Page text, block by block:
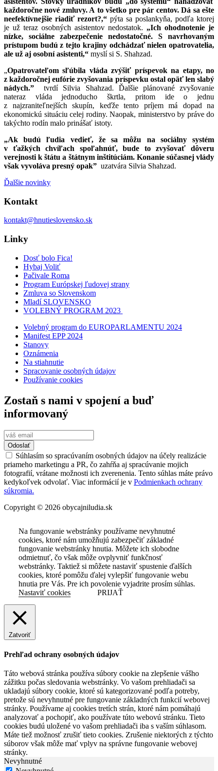
každoročne nové zmluvy. A to všetko pre pár centov. Dá sa ešte
neefektívnejšie riadiť rezort?,“ pýta sa poslankyňa, podľa ktorej
je už teraz osobných asistentov nedostatok. „Ich ohodnotenie je
nízke, sociálne zabezpečenie nedostatočné. S navrhovaným
prístupom budú z tejto krajiny odchádzať nielen opatrovatelia,
ale už aj osobní asistenti,“ myslí si S. Shahzad.
„Opatrovateľom sľúbila vláda zvýšiť príspevok na etapy, no
z každoročnej eufórie zvyšovania príspevku ostal opäť len slabý
nádych.”
tvrdí Silvia Shahzad. Ďalšie plánované zvyšovanie
nateraz vláda jednoducho škrtla, pritom ide o jednu
z najzraniteľnejších skupín, keďže tento príjem má dopad na
ekonomickú situáciu celej rodiny. Naopak, ministerstvo by práve do
takýchto rodín malo prinášať istoty.
„Ak budú ľudia vedieť, že sa môžu na sociálny systém
v ťažkých chvíľach spoľahnúť, bude to zvyšovať dôveru
verejnosti k štátu a štátnym inštitúciám. Konanie súčasnej vlády
však vyvoláva presný opak” uzatvára Silvia Shahzad.
Ďalšie novinky
Kontakt
kontakt@hnutieslovensko.sk
Linky
Dosť bolo Fica!
Hybaj Voliť
Pačivale Roma
Program Európskej ľudovej strany
Zmluva so Slovenskom
Mladí SLOVENSKO
VOLEBNÝ PROGRAM 2023
Volebný program do EUROPARLAMENTU 2024
Manifest EPP 2024
Stanovy
Oznámenia
Na stiahnutie
Spracovanie osobných údajov
Používanie cookies
Zostaň s nami v spojení a buď
informovaný
Odoslať
Súhlasím so spracúvaním osobných údajov na účely realizácie
priameho marketingu a PR, čo zahŕňa aj spracúvanie mojich
fotografií, vrátane možnosti ich zverenenia. Tento súhlas máte právo
kedykoľvek odvolať. Viac informácií je v Podmienkach ochrany
súkromia.
Copyright © 2026 obycajniludia.sk
Na fungovanie webstránky používame nevyhnutné
cookies, ktoré nám umožňujú zabezpečiť základné
fungovanie webstránky hnutia. Môžete ich slobodne
odmietnuť, čo však môže ovplyvniť funkčnosť
webstránky. Taktiež si môžete nastaviť spustenie ďalších
cookies, ktoré pomôžu ďalej vylepšiť fungovanie webu
hnutia pre Vás. Pre ich povolenie vyjadrite prosím súhlas.
Nastaviť cookies
PRIJAŤ
Zatvoriť
Prehľad ochrany osobných údajov
Táto webová stránka používa súbory cookie na zlepšenie vášho
zážitku počas sledovania webstránky. Vo vašom prehliadači sa
ukladajú súbory cookie, ktoré sú kategorizované podľa potreby,
pretože sú nevyhnutné pre fungovanie základných funkcií webovej
stránky. Používame aj cookies tretích strán, ktoré nám pomáhajú
analyzovať a pochopiť, ako používate túto webovú stránku. Tieto
cookies budú uložené vo vašom prehliadači iba s vaším súhlasom.
Máte tiež možnosť zrušiť tieto cookies. Zrušenie niektorých z týchto
súborov však môže mať vplyv na správne fungovanie webovej
stránky.
Nevyhnutné